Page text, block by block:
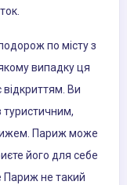
по місту з
випадку ця
Ви
Париж може
його для себе
Париж не такий